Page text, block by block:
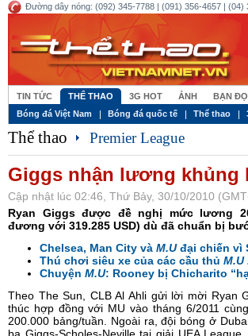
Đường dây nóng: (092) 345-7788 | (091) 356-4657 |
TIN TỨC THỂ THAO 3G HOT ẢNH BẠN
Bóng đá Việt Nam
Bóng đá quốc tế Thể thao
Thể thao Premier League
Giggs nhận lương khủng
Cập nhật lúc 02:46, Thứ Bảy, 30/10/2010
Ryan Giggs được đề nghị mức lương
đương với 319.285 USD) dù đã chuẩn bị
Chelsea, Man City và M.Uđại chiến vì
Thú chơi siêu xe của các cầu thủ M.U
Chuyện M.U: Rooney bị Chicharito
Theo The Sun, CLB Al Ahli gửi lời mời Ryan
thúc hợp đồng với MU vào tháng 6/2011
200.000 bảng/tuần. Ngoài ra, đội bóng ở